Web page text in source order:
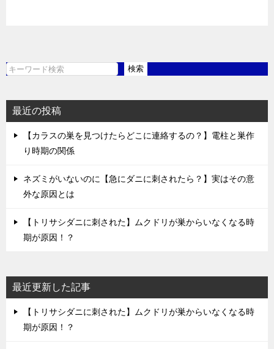
検
検索
最近の投稿
【カラスの巣を見つけたらどこに連絡するの？】電柱と巣作
り時期の関係
ネズミがいないのに【急にダニに刺されたら？】実はその意
外な原因とは
【トリサシダニに刺された】ムクドリが巣からいなくなる時
期が原因！？
最近更新した記事
【トリサシダニに刺された】ムクドリが巣からいなくなる時
期が原因！？